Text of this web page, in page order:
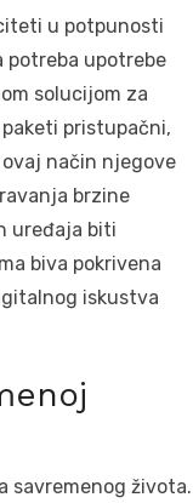
u potpunosti
potreba upotrebe
solucijom za
pristupačni,
način njegove
brzine
uređaja biti
biva pokrivena
iskustva
savremenog života.